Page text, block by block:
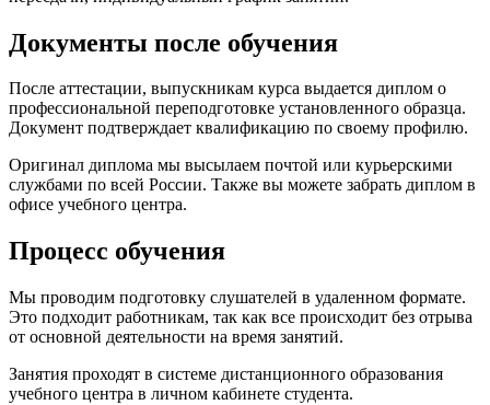
Документы после обучения
После аттестации, выпускникам курса выдается диплом о
профессиональной переподготовке установленного образца.
Документ подтверждает квалификацию по своему профилю.
Оригинал диплома мы высылаем почтой или курьерскими
службами по всей России. Также вы можете забрать диплом в
офисе учебного центра.
Процесс обучения
Мы проводим подготовку слушателей в удаленном формате.
Это подходит работникам, так как все происходит без отрыва
от основной деятельности на время занятий.
Занятия проходят в системе дистанционного образования
учебного центра в личном кабинете студента.